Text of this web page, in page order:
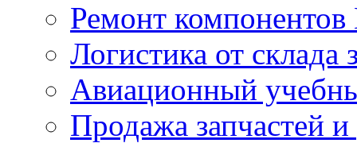
Ремонт
Логистика от склада
Авиационный
Продажа запчастей